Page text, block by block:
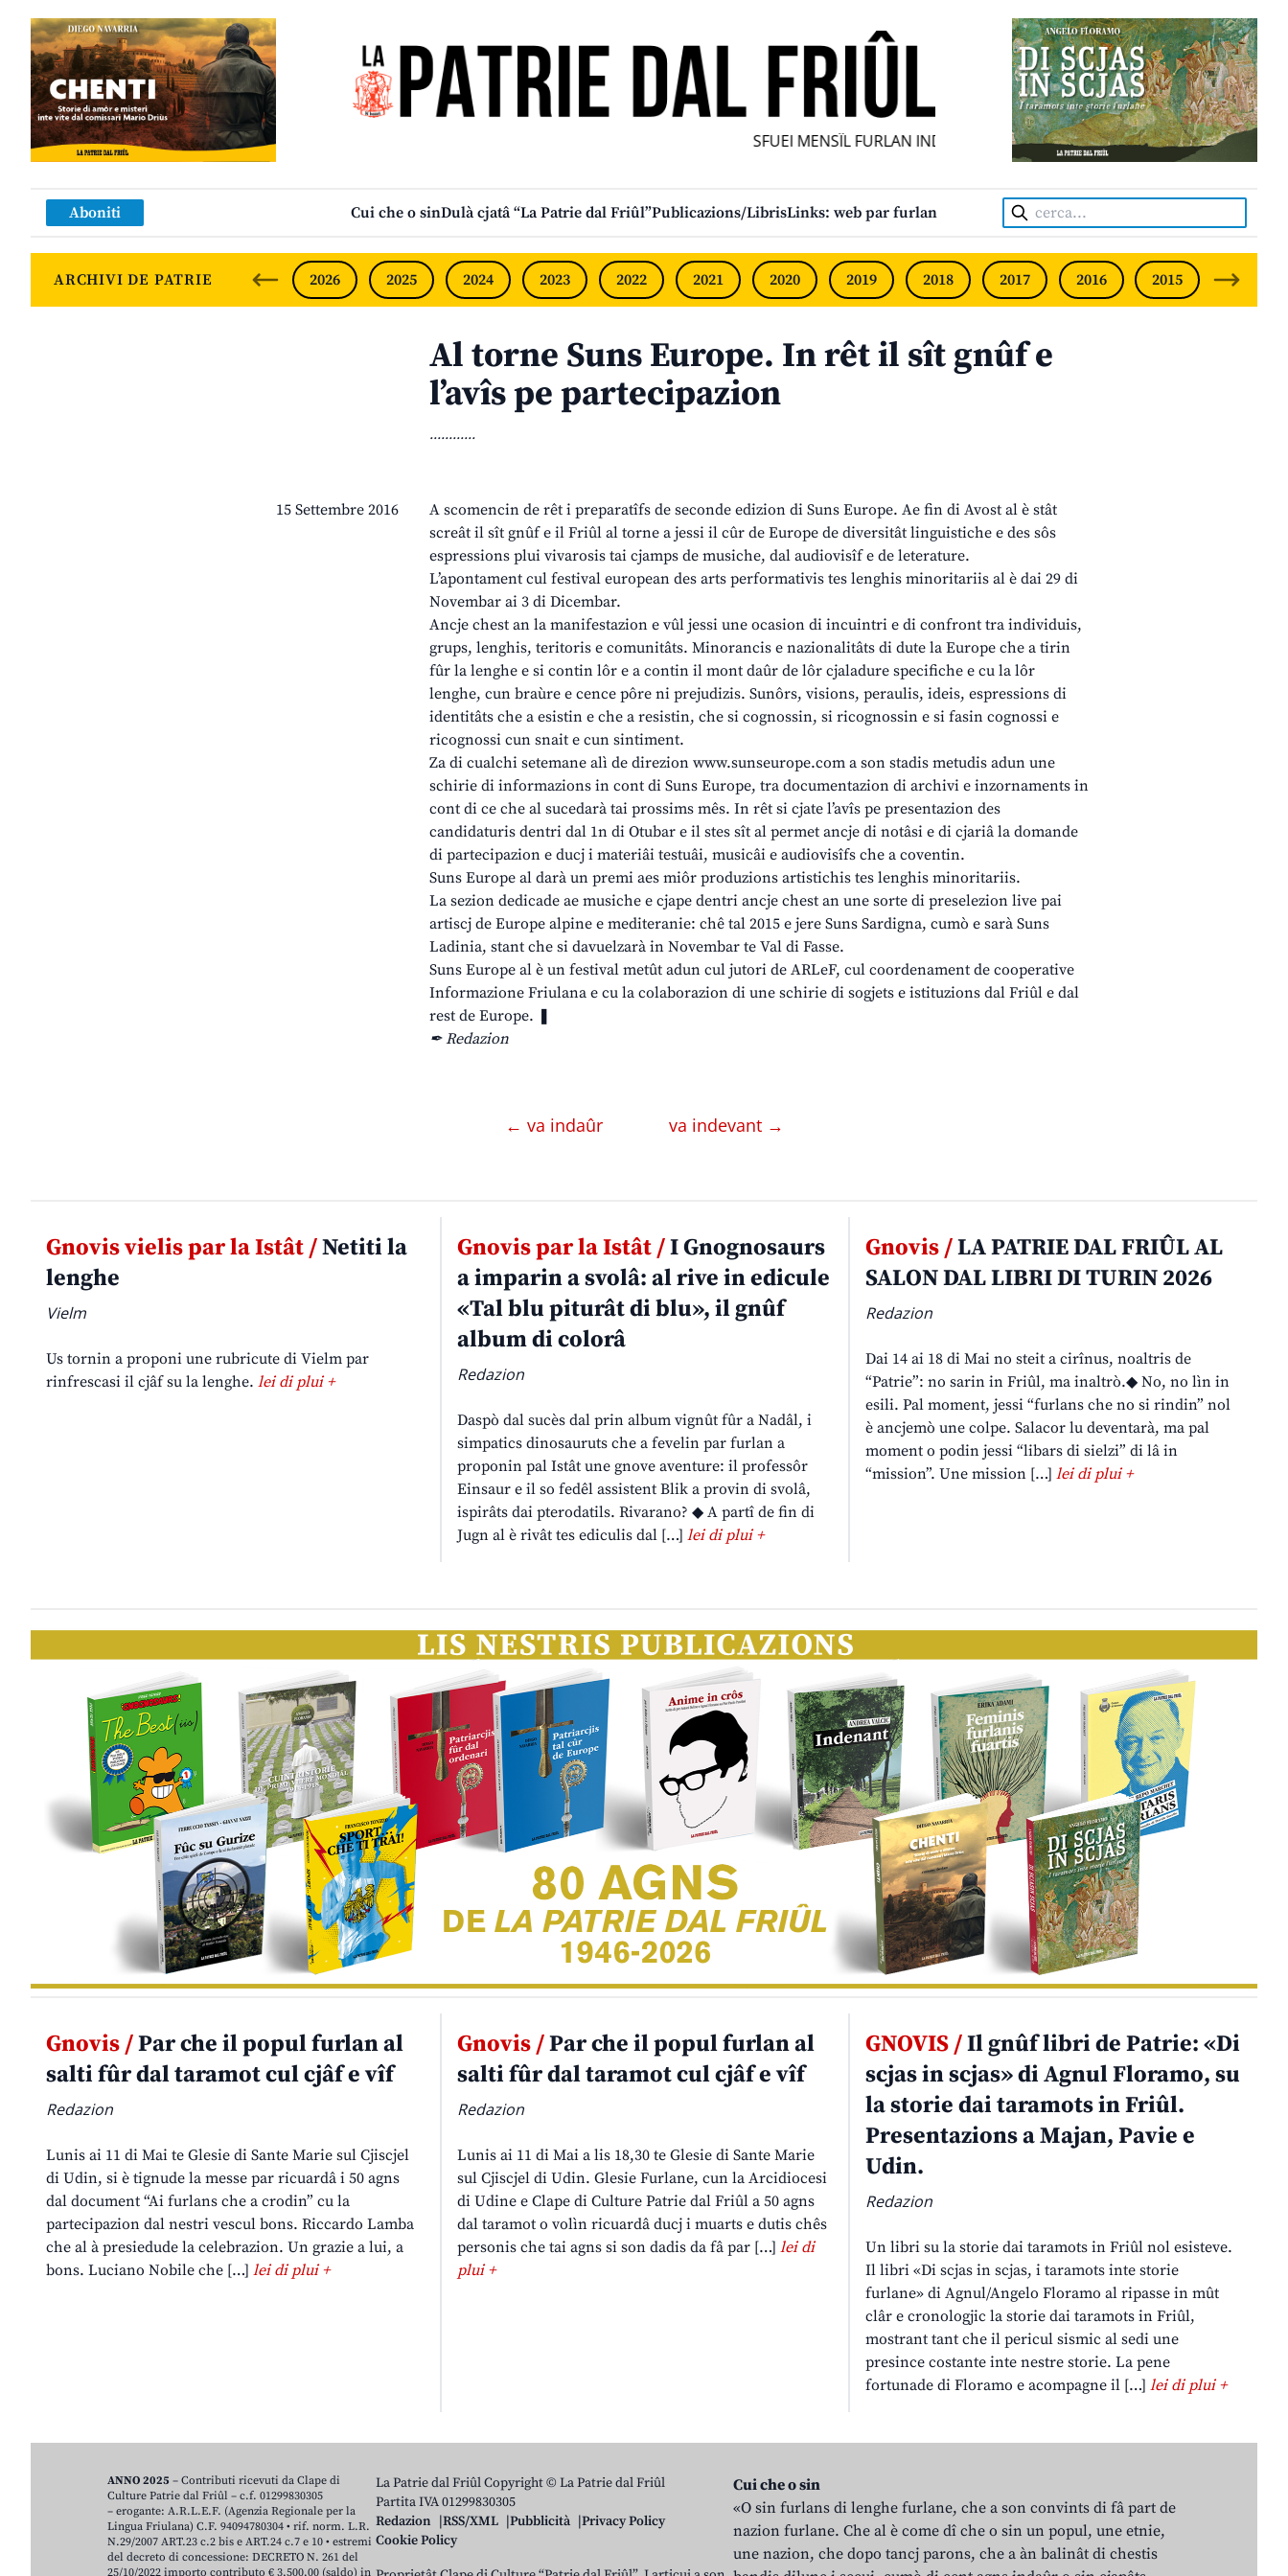
SFUEI MENSÎL FURLAN INDIPENDENT • INDEPENDENT FRIULIAN MONTHLY
Aboniti Cui che o sinDulà cjatâ “La Patrie dal Friûl”Publicazions/LibrisLinks: web par furlan Cerca:
ARCHIVI DE PATRIE 2026 2025 2024 2023 2022 2021 2020 2019 2018 2017 2016 2015 2014
Al torne Suns Europe. In rêt il sît gnûf e
l’avîs pe partecipazion
............
15 Settembre 2016
A scomencin de rêt i preparatîfs de seconde edizion di Suns Europe. Ae fin di Avost al è stât
screât il sît gnûf e il Friûl al torne a jessi il cûr de Europe de diversitât linguistiche e des sôs
espressions plui vivarosis tai cjamps de musiche, dal audiovisîf e de leterature.
L’apontament cul festival european des arts performativis tes lenghis minoritariis al è dai 29 di
Novembar ai 3 di Dicembar.
Ancje chest an la manifestazion e vûl jessi une ocasion di incuintri e di confront tra individuis,
grups, lenghis, teritoris e comunitâts. Minorancis e nazionalitâts di dute la Europe che a tirin
fûr la lenghe e si contin lôr e a contin il mont daûr de lôr cjaladure specifiche e cu la lôr
lenghe, cun braùre e cence pôre ni prejudizis. Sunôrs, visions, peraulis, ideis, espressions di
identitâts che a esistin e che a resistin, che si cognossin, si ricognossin e si fasin cognossi e
ricognossi cun snait e cun sintiment.
Za di cualchi setemane alì de direzion www.sunseurope.com a son stadis metudis adun une
schirie di informazions in cont di Suns Europe, tra documentazion di archivi e inzornaments in
cont di ce che al sucedarà tai prossims mês. In rêt si cjate l’avîs pe presentazion des
candidaturis dentri dal 1n di Otubar e il stes sît al permet ancje di notâsi e di cjariâ la domande
di partecipazion e ducj i materiâi testuâi, musicâi e audiovisîfs che a coventin.
Suns Europe al darà un premi aes miôr produzions artistichis tes lenghis minoritariis.
La sezion dedicade ae musiche e cjape dentri ancje chest an une sorte di preselezion live pai
artiscj de Europe alpine e mediteranie: chê tal 2015 e jere Suns Sardigna, cumò e sarà Suns
Ladinia, stant che si davuelzarà in Novembar te Val di Fasse.
Suns Europe al è un festival metût adun cul jutori de ARLeF, cul coordenament de cooperative
Informazione Friulana e cu la colaborazion di une schirie di sogjets e istituzions dal Friûl e dal
rest de Europe. ❚
✒ Redazion
← va indaûr va indevant →
Gnovis vielis par la Istât /Netiti la
lenghe
Vielm
Us tornin a proponi une rubricute di Vielm par
rinfrescasi il cjâf su la lenghe. lei di plui +
Gnovis par la Istât /I Gnognosaurs
a imparin a svolâ: al rive in edicule
«Tal blu piturât di blu», il gnûf
album di colorâ
Redazion
Daspò dal sucès dal prin album vignût fûr a Nadâl, i
simpatics dinosauruts che a fevelin par furlan a
proponin pal Istât une gnove aventure: il professôr
Einsaur e il so fedêl assistent Blik a provin di svolâ,
ispirâts dai pterodatils. Rivarano? ◆ A partî de fin di
Jugn al è rivât tes ediculis dal […] lei di plui +
Gnovis /LA PATRIE DAL FRIÛL AL
SALON DAL LIBRI DI TURIN 2026
Redazion
Dai 14 ai 18 di Mai no steit a cirînus, noaltris de
“Patrie”: no sarin in Friûl, ma inaltrò.◆ No, no lìn in
esili. Pal moment, jessi “furlans che no si rindin” nol
è ancjemò une colpe. Salacor lu deventarà, ma pal
moment o podin jessi “libars di sielzi” di lâ in
“mission”. Une mission […]lei di plui +
Gnovis /Par che il popul furlan al
salti fûr dal taramot cul cjâf e vîf
Redazion
Lunis ai 11 di Mai te Glesie di Sante Marie sul Cjiscjel
di Udin, si è tignude la messe par ricuardâ i 50 agns
dal document “Ai furlans che a crodin” cu la
partecipazion dal nestri vescul bons. Riccardo Lamba
che al à presiedude la celebrazion. Un grazie a lui, a
bons. Luciano Nobile che […] lei di plui +
Gnovis /Par che il popul furlan al
salti fûr dal taramot cul cjâf e vîf
Redazion
Lunis ai 11 di Mai a lis 18,30 te Glesie di Sante Marie
sul Cjiscjel di Udin. Glesie Furlane, cun la Arcidiocesi
di Udine e Clape di Culture Patrie dal Friûl a 50 agns
dal taramot o volìn ricuardâ ducj i muarts e dutis chês
personis che tai agns si son dadis da fâ par […] lei di
plui +
GNOVIS /Il gnûf libri de Patrie: «Di
scjas in scjas» di Agnul Floramo, su
la storie dai taramots in Friûl.
Presentazions a Majan, Pavie e
Udin.
Redazion
Un libri su la storie dai taramots in Friûl nol esisteve.
Il libri «Di scjas in scjas, i taramots inte storie
furlane» di Agnul/Angelo Floramo al ripasse in mût
clâr e cronologjic la storie dai taramots in Friûl,
mostrant tant che il pericul sismic al sedi une
presince costante inte nestre storie. La pene
fortunade di Floramo e acompagne il […]lei di plui +
La Patrie dal Friûl Copyright © La Patrie dal Friûl
Partita IVA 01299830305
Redazion
RSS/XML Pubblicità
Privacy Policy
Cookie Policy
Cui che o sin
«O sin furlans di lenghe furlane, che a son convints di fâ part de
nazion furlane. Che al è come dî che o sin un popul, une etnie,
une nazion, che dopo tancj parons, che a àn balinât di chestis
ANNO 2025 – Contributi ricevuti da Clape di
Culture Patrie dal Friûl – c.f. 01299830305
– erogante: A.R.L.E.F. (Agenzia Regionale per la
Lingua Friulana) C.F. 94094780304 • rif. norm. L.R.
N.29/2007 ART.23 c.2 bis e ART.24 c.7 e 10 • estremi
del decreto di concessione: DECRETO N. 261 del
25/10/2022 importo contributo € 3.500,00 (saldo) in